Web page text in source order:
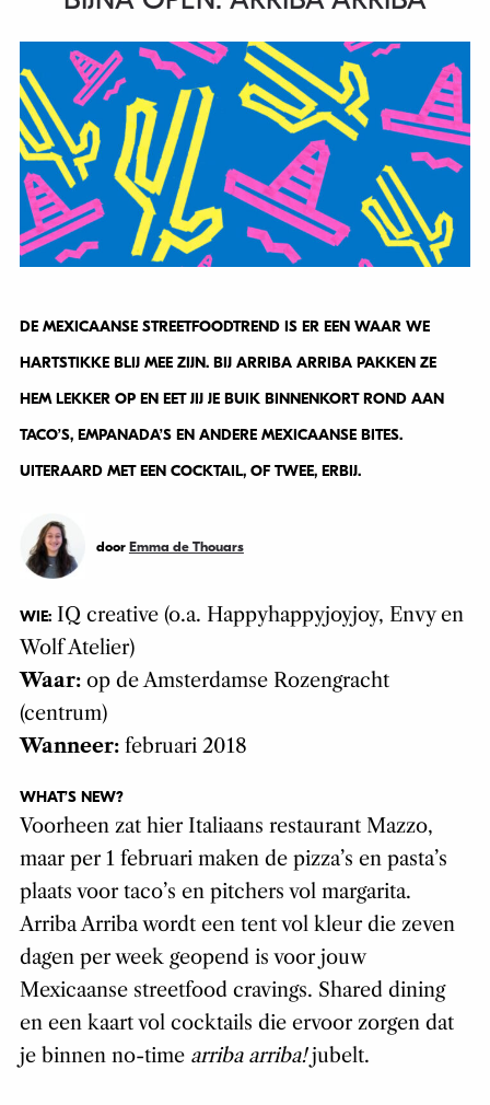
DE MEXICAANSE STREETFOODTREND IS ER EEN WAAR WE
HARTSTIKKE BLIJ MEE ZIJN. BIJ ARRIBA ARRIBA PAKKEN ZE
HEM LEKKER OP EN EET JIJ JE BUIK BINNENKORT ROND AAN
TACO’S, EMPANADA’S EN ANDERE MEXICAANSE BITES.
UITERAARD MET EEN COCKTAIL, OF TWEE, ERBIJ.
door Emma de Thouars
WIE:IQ creative (o.a. Happyhappyjoyjoy, Envy en
Wolf Atelier)
Waar:op de Amsterdamse Rozengracht
(centrum)
Wanneer:februari 2018
WHAT’S NEW?
Voorheen zat hier Italiaans restaurant Mazzo,
maar per 1 februari maken de pizza’s en pasta’s
plaats voor taco’s en pitchers vol margarita.
Arriba Arriba wordt een tent vol kleur die zeven
dagen per week geopend is voor jouw
Mexicaanse streetfood cravings. Shared dining
en een kaart vol cocktails die ervoor zorgen dat
je binnen no-time arriba arriba!jubelt.